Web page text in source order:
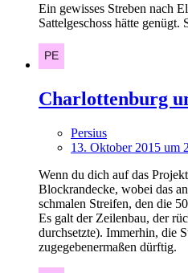
Ein gewisses Streben nach
Sattelgeschoss hätte
Charlottenburg
Persius
13. Oktober 2015 um
Wenn du dich auf das
Blockrandecke, wobei das
schmalen Streifen, den die
Es galt der Zeilenbau, der
durchsetzte). Immerhin, die
zugegebenermaßen dürftig.